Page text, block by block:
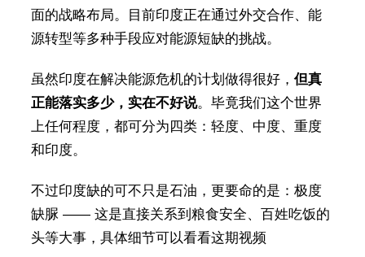
面的战略布局。目前印度正在通过外交合作、能
源转型等多种手段应对能源短缺的挑战。
虽然印度在解决能源危机的计划做得很好， 但真
正能落实多少，实在不好说。毕竟我们这个世界
上任何程度，都可分为四类：轻度、中度、重度
和印度。
不过印度缺的可不只是石油，更要命的是：极度
缺脲 —— 这是直接关系到粮食安全、百姓吃饭的
头等大事，具体细节可以看看这期视频